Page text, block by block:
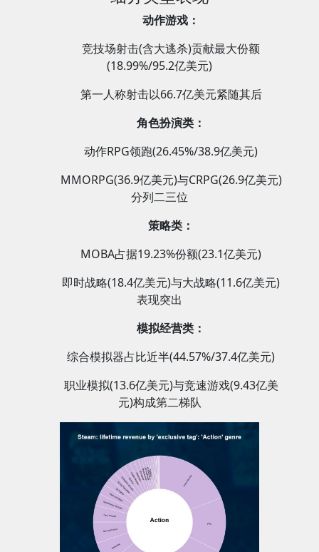
动作游戏：
竞技场射击(含大逃杀)贡献最大份额
(18.99%/95.2亿美元)
第一人称射击以66.7亿美元紧随其后
角色扮演类：
动作RPG领跑(26.45%/38.9亿美元)
MMORPG(36.9亿美元)与CRPG(26.9亿美元)
分列二三位
策略类：
MOBA占据19.23%份额(23.1亿美元)
即时战略(18.4亿美元)与大战略(11.6亿美元)
表现突出
模拟经营类：
综合模拟器占比近半(44.57%/37.4亿美元)
职业模拟(13.6亿美元)与竞速游戏(9.43亿美
元)构成第二梯队